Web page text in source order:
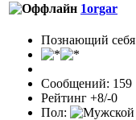
1orgar
Познающий себя
Сообщений: 159
Рейтинг +8/-0
Пол: